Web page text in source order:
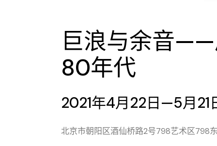
巨浪与余音
80年代
2021年4月22日—5月21
北京市朝阳区酒仙桥路2号798艺术区798